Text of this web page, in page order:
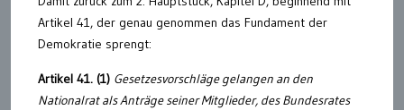
Artikel 41, der genau genommen das Fundament der
Demokratie sprengt:
Artikel 41. (1) Gesetzesvorschläge gelangen an den
Nationalrat als Anträge seiner Mitglieder, des Bundesrates